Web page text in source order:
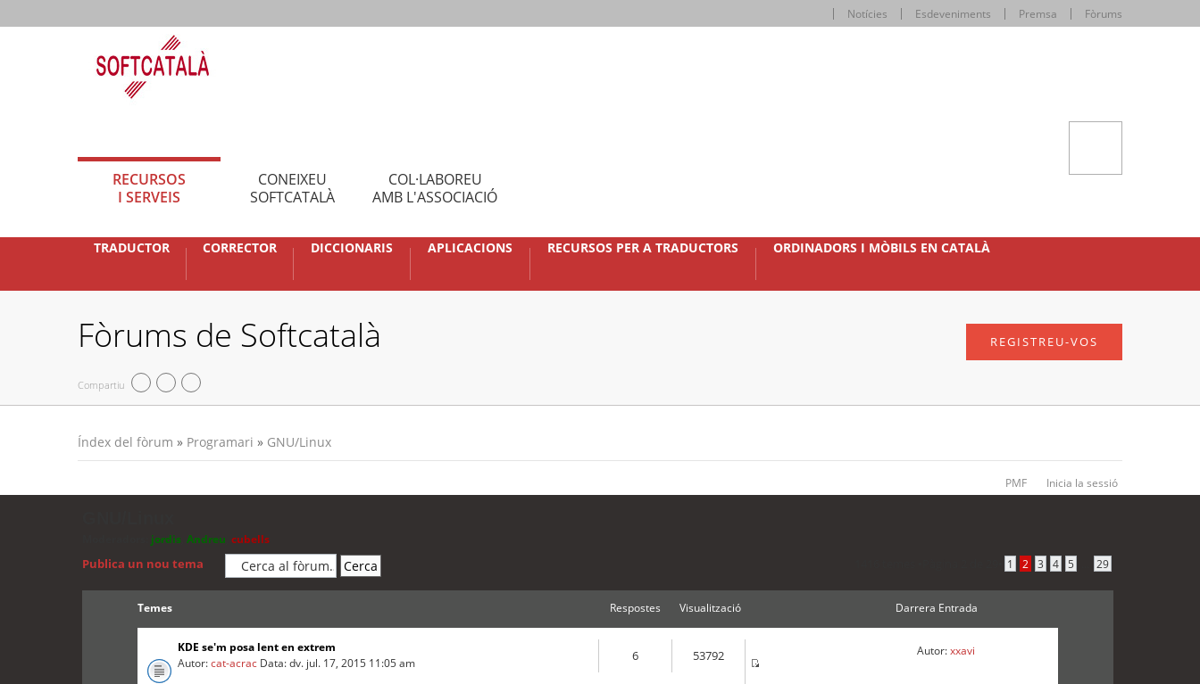
Notícies Esdeveniments Premsa Fòrums
RECURSOS
I SERVEIS
CONEIXEU
SOFTCATALÀ
COL·LABOREU
AMB L'ASSOCIACIÓ
TRADUCTOR CORRECTOR DICCIONARIS APLICACIONS RECURSOS PER A TRADUCTORS ORDINADORS I MÒBILS EN CATALÀ
Fòrums de Softcatalà
Compartiu
REGISTREU-VOS
Índex del fòrum » Programari » GNU/Linux
PMF Inicia la sessió
jordis Andreu cubells
Publica un nou tema 1 2 3 4 5 29
Temes Respostes Visualització Darrera Entrada
KDE se'm posa lent en extrem
Autor:cat-acrac Data: dv. jul. 17, 2015 11:05 am 6 53792 Autor:xxavi